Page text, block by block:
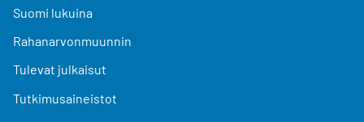
Suomi lukuina
Rahanarvonmuunnin
Tulevat julkaisut
Tutkimusaineistot